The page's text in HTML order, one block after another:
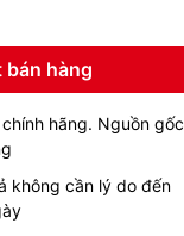
bán hàng
hãng. Nguồn gốc
không cần lý do đến